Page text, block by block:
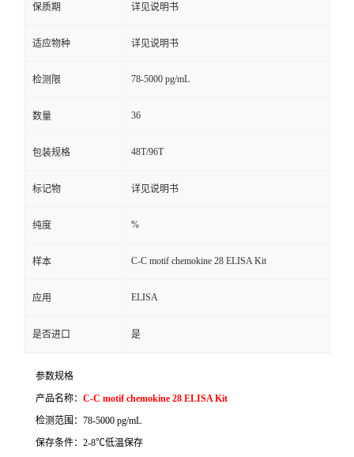
保质期 详见说明书
适应物种 详见说明书
检测限 78-5000 pg/mL
数量 36
包装规格 48T/96T
标记物 详见说明书
纯度 %
样本 C-C motif chemokine 28 ELISA Kit
应用 ELISA
是否进口 是
参数规格
产品名称： C-C motif chemokine 28 ELISA Kit
检测范围： 78-5000 pg/mL
保存条件： 2-8℃低温保存